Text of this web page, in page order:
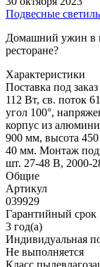
Подвесные
Домашний ужин в
ресторане?
Характеристики
Поставка под
112 Вт, св. поток
угол 100°,
корпус из
900 мм, высота
40 мм. Монтаж
шт. 27-48 В, 2000-
Общие
Артикул
039929
Гарантийный срок
3 год(а)
Индивидуальная
Не выполняется
Класс